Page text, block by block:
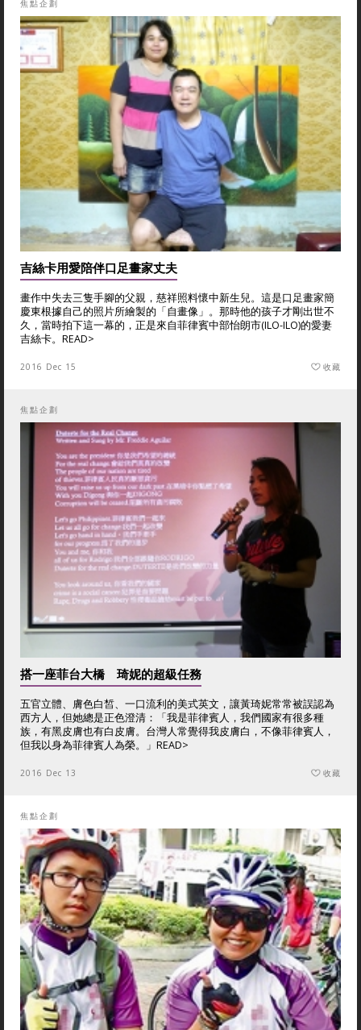
焦點企劃
吉絲卡用愛陪伴口足畫家丈夫
畫作中失去三隻手腳的父親，慈祥照料懷中新生兒。這是口足畫家簡
慶東根據自己的照片所繪製的「自畫像」。那時他的孩子才剛出世不
久，當時拍下這一幕的，正是來自菲律賓中部怡朗市(ILO-ILO)的愛妻
吉絲卡。 READ>
2016 Dec 15 收藏
焦點企劃
搭一座菲台大橋 琦妮的超級任務
五官立體、膚色白皙、一口流利的美式英文，讓黃琦妮常常被誤認為
西方人，但她總是正色澄清：「我是菲律賓人，我們國家有很多種
族，有黑皮膚也有白皮膚。台灣人常覺得我皮膚白，不像菲律賓人，
但我以身為菲律賓人為榮。」 READ>
2016 Dec 13 收藏
焦點企劃